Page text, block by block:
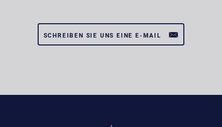
SCHREIBEN SIE UNS EINE E-MAIL